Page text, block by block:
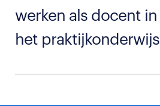
werken als docent in
het praktijkonderwijs